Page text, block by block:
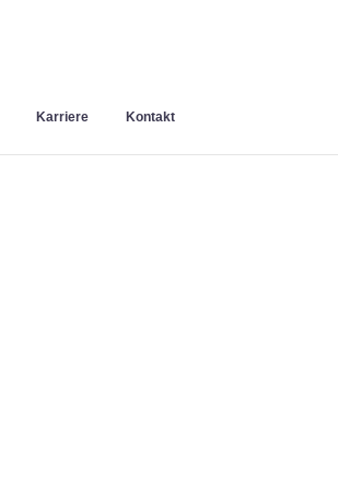
Karriere Kontakt